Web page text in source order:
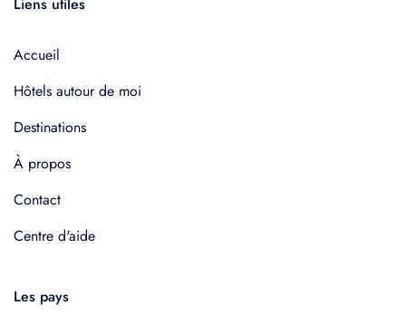
Accueil
Hôtels autour de moi
Destinations
À propos
Contact
Centre d'aide
Les pays